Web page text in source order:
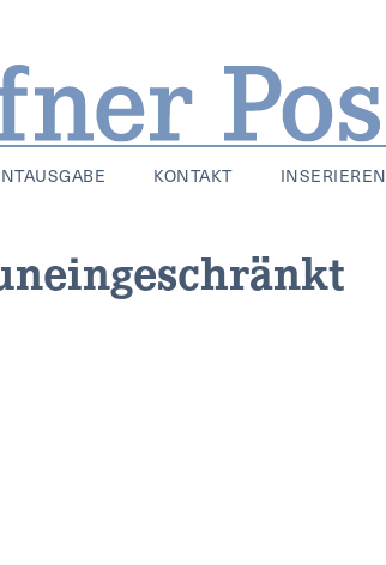
KONTAKT INSERIEREN